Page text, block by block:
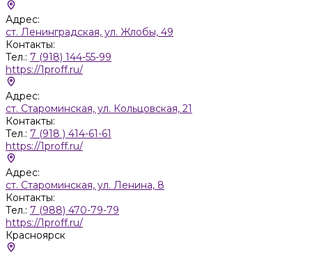
Адрес:
ст. Ленинградская, ул. Жлобы, 49
Контакты:
Тел.: 7 (918) 144-55-99
https://1proff.ru/
Адрес:
ст. Староминская, ул. Кольцовская, 21
Контакты:
Тел.: 7 (918 ) 414-61-61
https://1proff.ru/
Адрес:
ст. Староминская, ул. Ленина, 8
Контакты:
Тел.: 7 (988) 470-79-79
https://1proff.ru/
Красноярск